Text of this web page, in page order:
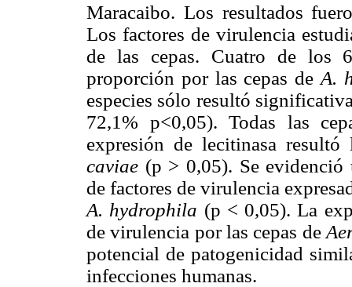
Maracaibo. Los resultados
Los factores de virulencia
de las cepas. Cuatro de los
proporción por las cepas deA.
especies sólo resultó
72,1% p<0,05). Todas las
expresión de lecitinasa
caviae (p > 0,05). Se
de factores de virulencia
A. hydrophila (p < 0,05). La
de virulencia por las cepas de
potencial de patogenicidad
infecciones humanas.